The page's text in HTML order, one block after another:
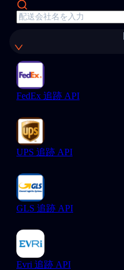
FedEx 追跡 API
UPS 追跡 API
GLS 追跡 API
Evri 追跡 API